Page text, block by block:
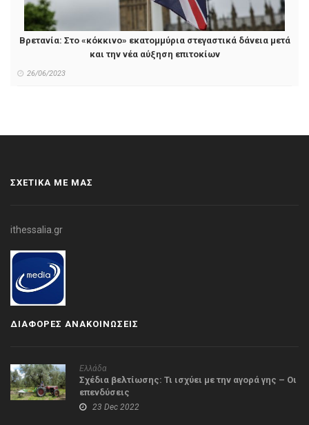
Βρετανία: Στο «κόκκινο» εκατομμύρια στεγαστικά δάνεια μετά
και την νέα αύξηση επιτοκίων
26/06/2023
ΣΧΕΤΙΚΑ ΜΕ ΜΑΣ
ithessalia.gr
ΔΙΑΦΟΡΕΣ ΑΝΑΚΟΙΝΩΣΕΙΣ
Ελλάδα
Σχέδια βελτίωσης: Τι ισχύει με την αγορά γης – Οι
επενδύσεις
23 Dec 2022